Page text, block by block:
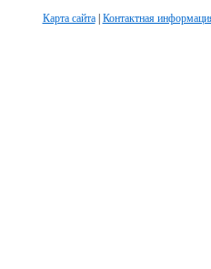
Карта сайта| Контактная